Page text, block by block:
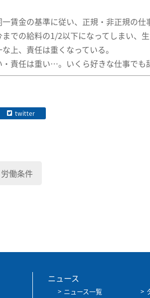
賃金の基準に従い、正規・非正規の仕
での給料の1/2以下になってしまい、
上、責任は重くなっている。
責任は重い…。いくら好きな仕事でも
twitter
働条件
ニュース
ニュース一覧